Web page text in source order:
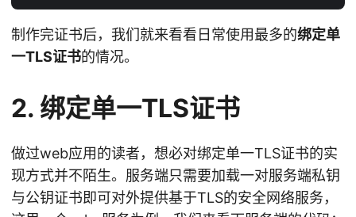
制作完证书后，我们就来看看日常使用最多的绑定单
一TLS证书的情况。
2. 绑定单一TLS证书
做过web应用的读者，想必对绑定单一TLS证书的实
现方式并不陌生。服务端只需要加载一对服务端私钥
与公钥证书即可对外提供基于TLS的安全网络服务，